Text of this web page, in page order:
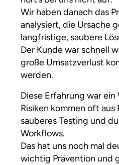
Wir haben danach das
analysiert, die Ursache
langfristige, saubere
Der Kunde war schnell
große Umsatzverlust
werden.
Diese Erfahrung war
Risiken kommen oft aus
sauberes Testing und
Workflows.
Das hat uns noch mal
wichtig Prävention und